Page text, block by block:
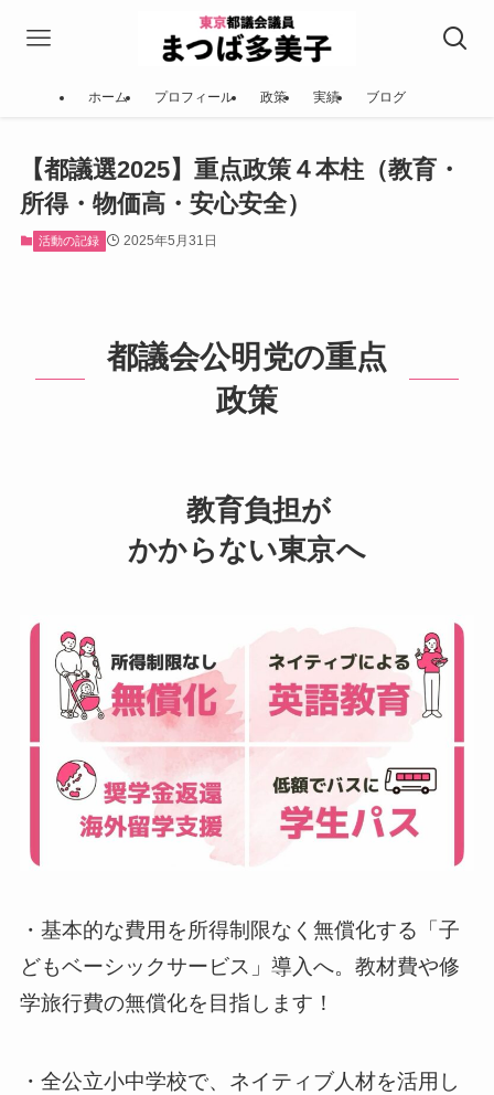
ホーム プロフィール 政策 実績 ブログ
【都議選2025】重点政策４本柱（教育・
所得・物価高・安心安全）
活動の記録 2025年5月31日
都議会公明党の重点
政策
教育負担が
かからない東京へ
・基本的な費用を所得制限なく無償化する「子
どもベーシックサービス」導入へ。教材費や修
学旅行費の無償化を目指します！
・全公立小中学校で、ネイティブ人材を活用し